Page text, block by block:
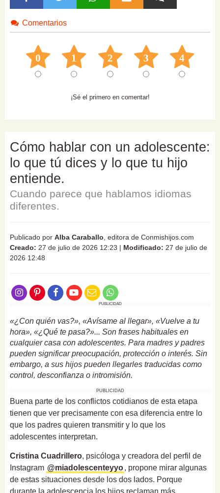
Comentarios
0 1 2 3 4
¡Sé el primero en comentar!
Cómo hablar con un adolescente:
lo que tú dices y lo que tu hijo
entiende.
Cuando parece que hablamos idiomas
diferentes.
Publicado por Alba Caraballo , editora de Conmishijos.com
Creado: 27 de julio de 2026 12:23 | Modificado: 27 de julio de
2026 12:48
PUBLICIDAD
«¿Con quién vas?», «Avísame al llegar», «Vuelve a tu
hora», «¿Qué te pasa?»... Son frases habituales en
cualquier casa con adolescentes. Para madres y padres
pueden significar preocupación, protección o interés. Sin
embargo, a sus hijos pueden llegarles traducidas como
control, desconfianza o intromisión.
PUBLICIDAD
Buena parte de los conflictos cotidianos de esta etapa
tienen que ver precisamente con esa diferencia entre lo
que los padres quieren transmitir y lo que los
adolescentes interpretan.
Cristina Cuadrillero, psicóloga y creadora del perfil de
Instagram @miadolescenteyyo, propone mirar algunas
de estas situaciones desde los dos lados. Porque
durante la adolescencia los hijos reclaman más